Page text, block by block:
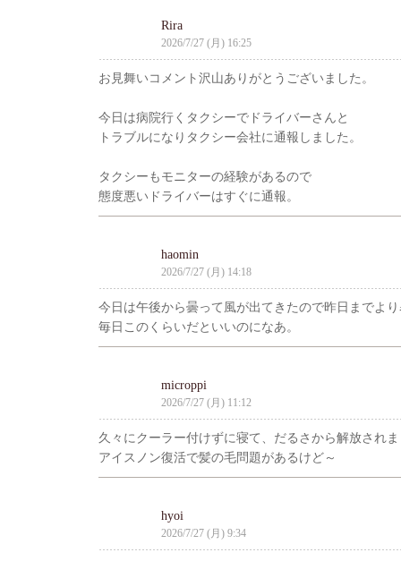
Rira
2026/7/27 (月) 16:25
お見舞いコメント沢山ありがとうございました。
今日は病院行くタクシーでドライバーさんと
トラブルになりタクシー会社に通報しました。
タクシーもモニターの経験があるので
態度悪いドライバーはすぐに通報。
haomin
2026/7/27 (月) 14:18
今日は午後から曇って風が出てきたので昨日までよ
毎日このくらいだといいのになあ。
microppi
2026/7/27 (月) 11:12
久々にクーラー付けずに寝て、だるさから解放され
アイスノン復活で髪の毛問題があるけど～
hyoi
2026/7/27 (月) 9:34